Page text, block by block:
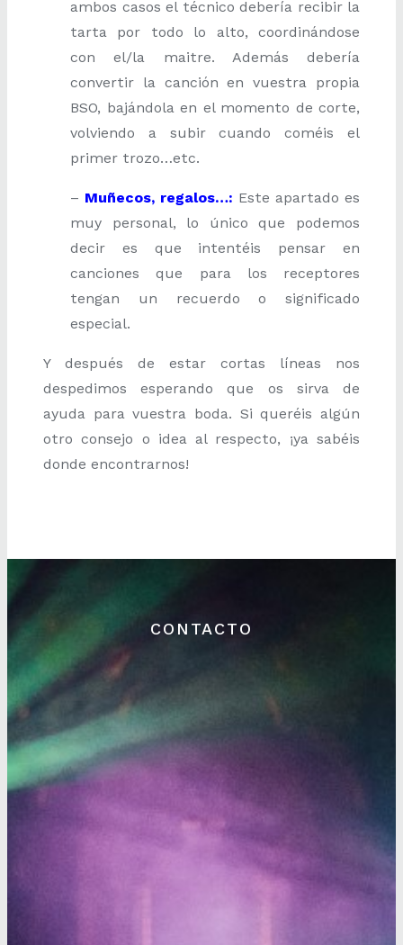
ambos casos el técnico debería recibir la
tarta por todo lo alto, coordinándose
con el/la maitre. Además debería
convertir la canción en vuestra propia
BSO, bajándola en el momento de corte,
volviendo a subir cuando coméis el
primer trozo…etc.
– Muñecos, regalos…: Este apartado es
muy personal, lo único que podemos
decir es que intentéis pensar en
canciones que para los receptores
tengan un recuerdo o significado
especial.
Y después de estar cortas líneas nos
despedimos esperando que os sirva de
ayuda para vuestra boda. Si queréis algún
otro consejo o idea al respecto, ¡ya sabéis
donde encontrarnos!
CONTACTO